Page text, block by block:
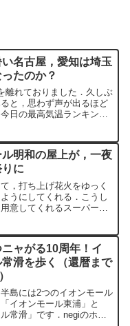
名古屋，愛知は埼玉
たのか？
離れておりました．久しぶ
と，思わず声が出るほど
日の最高気温ランキング
位に名古屋市（39.7℃）が
... 明和の屋上が，一夜
に
，打ち上げ花火をゆっく
うにしてくれる．こうし
意してくれるスーパー
．その名も「満天夜市〜
」です．今日...
ャがる10周年！イ
滑を歩く（還暦まで
島には2つのイオンモール
イオンモール東浦」と
ル常滑」です．negiのホー